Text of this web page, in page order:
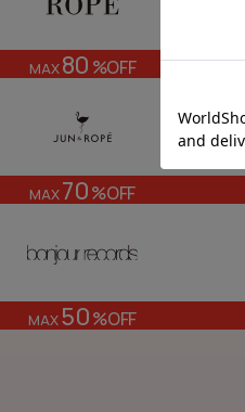
MAX80 %OFF
MAX70%OFF
MAX50%OFF